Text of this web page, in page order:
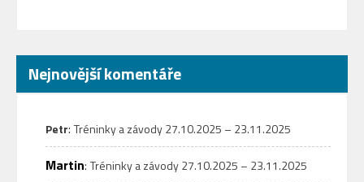
Nejnovější komentáře
Petr: Tréninky a závody 27.10.2025 – 23.11.2025
Martin: Tréninky a závody 27.10.2025 – 23.11.2025